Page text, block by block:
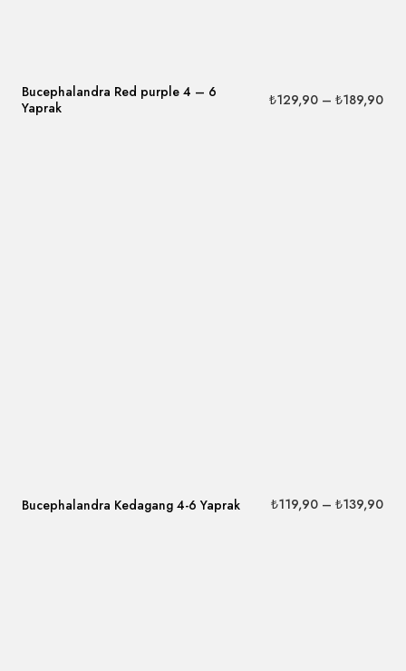
Bucephalandra Red purple 4 – 6
Yaprak
₺129,90 – ₺189,90
Bucephalandra Kedagang 4-6 Yaprak ₺119,90 – ₺139,90